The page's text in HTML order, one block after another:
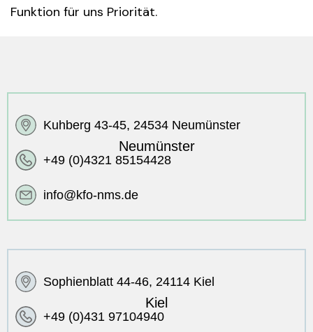
Funktion für uns Priorität.
Neumünster
Kuhberg 43-45, 24534 Neumünster
+49 (0)4321 85154428
info@kfo-nms.de
Kiel
Sophienblatt 44-46, 24114 Kiel
+49 (0)431 97104940